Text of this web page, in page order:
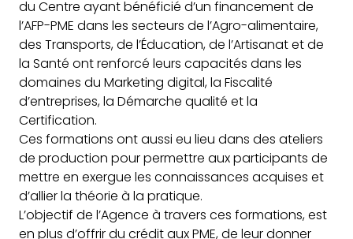
du Centre ayant bénéficié d’un financement de
l’AFP-PME dans les secteurs de l’Agro-alimentaire,
des Transports, de l’Éducation, de l’Artisanat et de
la Santé ont renforcé leurs capacités dans les
domaines du Marketing digital, la Fiscalité
d’entreprises, la Démarche qualité et la
Certification.
Ces formations ont aussi eu lieu dans des ateliers
de production pour permettre aux participants de
mettre en exergue les connaissances acquises et
d’allier la théorie à la pratique.
L’objectif de l’Agence à travers ces formations, est
en plus d’offrir du crédit aux PME, de leur donner